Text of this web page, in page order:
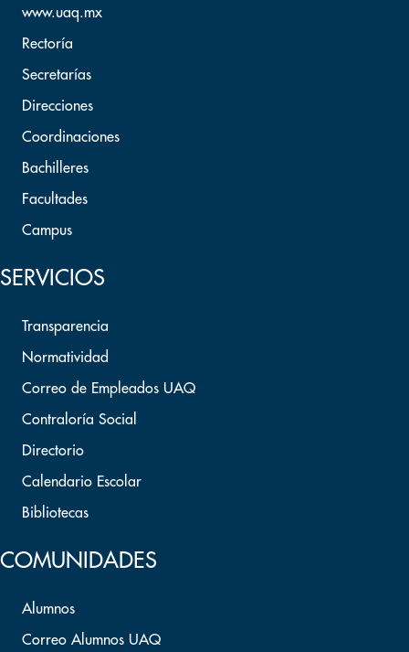
www.uaq.mx
Rectoría
Secretarías
Direcciones
Coordinaciones
Bachilleres
Facultades
Campus
SERVICIOS
Transparencia
Normatividad
Correo de Empleados UAQ
Contraloría Social
Directorio
Calendario Escolar
Bibliotecas
COMUNIDADES
Alumnos
Correo Alumnos UAQ